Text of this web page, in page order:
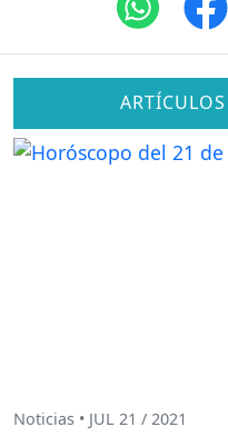
Noticias • JUL 21 / 2021